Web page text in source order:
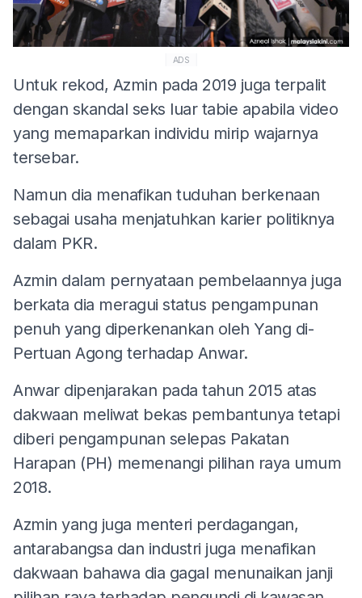
ADS
Untuk rekod, Azmin pada 2019 juga terpalit
dengan skandal seks luar tabie apabila video
yang memaparkan individu mirip wajarnya
tersebar.
Namun dia menafikan tuduhan berkenaan
sebagai usaha menjatuhkan karier politiknya
dalam PKR.
Azmin dalam pernyataan pembelaannya juga
berkata dia meragui status pengampunan
penuh yang diperkenankan oleh Yang di-
Pertuan Agong terhadap Anwar.
Anwar dipenjarakan pada tahun 2015 atas
dakwaan meliwat bekas pembantunya tetapi
diberi pengampunan selepas Pakatan
Harapan (PH) memenangi pilihan raya umum
2018.
Azmin yang juga menteri perdagangan,
antarabangsa dan industri juga menafikan
dakwaan bahawa dia gagal menunaikan janji